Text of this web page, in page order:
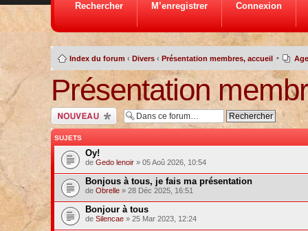
Rechercher M’enregistrer Connexion
Index du forum ‹ Divers ‹ Présentation membres, accueil •
Présentation
Ecrire un nouveau
sujet
SUJETS
Oy!
de Gedo lenoir» 05 Aoû 2026, 10:54
Bonjous à tous, je fais ma présentation
de Obrelle» 28 Déc 2025, 16:51
Bonjour à tous
de Silencae» 25 Mar 2023, 12:24